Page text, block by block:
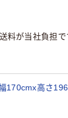
料が当社負担で
170cmx高さ